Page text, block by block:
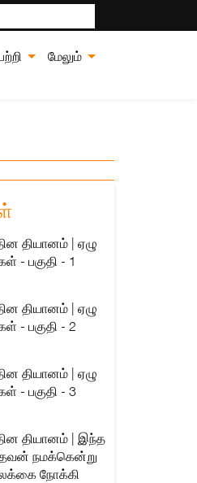
மேலும்
தியானம் | ஏழு
- பகுதி - 1
தியானம் | ஏழு
- பகுதி - 2
தியானம் | ஏழு
- பகுதி - 3
தியானம் | இந்த
தேவன் நமக்கென்று
நோக்கி